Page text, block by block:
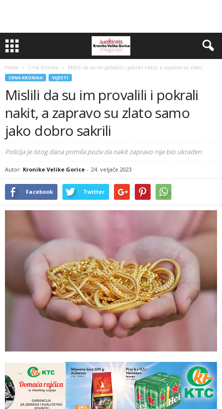
Home Crna Kronika Mislili da su im provalili i pokrali nakit, a zapravo su zlato...
CRNA KRONIKA VIJESTI
Mislili da su im provalili i pokrali
nakit, a zapravo su zlato samo
jako dobro sakrili
Policija je istog dana primila poziv da nakit zapravo nije bio ukraden
Autor: Kronike Velike Gorice - 24. veljače 2023
Facebook Twitter